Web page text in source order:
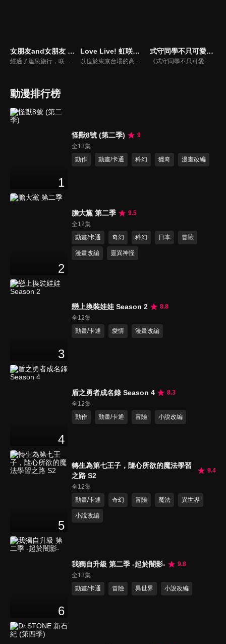
女朋友and女朋友 第二季 Love Live! 虹咲學園-學園偶像同好會 短篇動畫 第二季 式守同學不只可愛而已
動漫排行榜
1
怪獸8號 (第二季)
9
全13集
動作
動畫/卡通 科幻 獵奇 漫畫改編
2
膽大黨 第二季
9.5
全12集
動畫/卡通
奇幻 科幻 日本 冒險
漫畫改編 靈異神怪
3
戀上換裝娃娃 Season 2
8.8
全12集
動畫/卡通
愛情 漫畫改編
4
盾之勇者成名錄 Season 4
8.3
全12集
動作
動畫/卡通 冒險 小說改編
5
轉生為第七王子，隨心所欲的魔法學習
之路 S2
9.4
全12集
動畫/卡通
奇幻 冒險 魔法 異世界
小說改編
6
我獨自升級 第二季 -起於闇影-
9.8
全13集
動畫/卡通
冒險 異世界 小說改編